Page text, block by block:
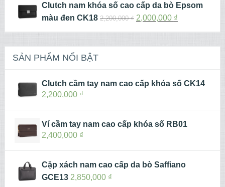
Clutch nam khóa số cao cấp da bò Epsom
màu đen CK18 2,200,000₫ 2,000,000 ₫
SẢN PHẨM NỔI BẬT
Clutch cầm tay nam cao cấp khóa số CK14
2,200,000 ₫
Ví cầm tay nam cao cấp khóa số RB01
2,400,000 ₫
Cặp xách nam cao cấp da bò Saffiano
GCE13 2,850,000 ₫